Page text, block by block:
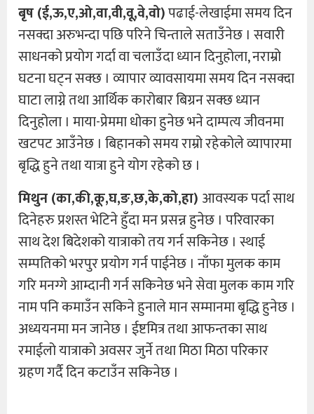
बृष (ई,ऊ,ए,ओ,वा,वी,वू,वे,वो)पढाई-लेखाईमा समय दिन
नसक्दा अरुभन्दा पछि परिने चिन्ताले सताउँनेछ । सवारी
साधनको प्रयोग गर्दा वा चलाउँदा ध्यान दिनुहोला, नराम्रो
घटना घट्न सक्छ । व्यापार व्यावसायमा समय दिन नसक्दा
घाटा लाग्ने तथा आर्थिक कारोबार बिग्रन सक्छ ध्यान
दिनुहोला । माया-प्रेममा धोका हुनेछ भने दाम्पत्य जीवनमा
खटपट आउँनेछ । बिहानको समय राम्रो रहेकोले व्यापारमा
बृद्धि हुने तथा यात्रा हुने योग रहेको छ ।
मिथुन (का,की,कू,घ,ङ,छ,के,को,हा) आवस्यक पर्दा साथ
दिनेहरु प्रशस्त भेटिने हुँदा मन प्रसन्न हुनेछ । परिवारका
साथ देश बिदेशको यात्राको तय गर्न सकिनेछ । स्थाई
सम्पतिको भरपुर प्रयोग गर्न पाईनेछ । नाँफा मुलक काम
गरि मनग्गे आम्दानी गर्न सकिनेछ भने सेवा मुलक काम गरि
नाम पनि कमाउँन सकिने हुनाले मान सम्मानमा बृद्धि हुनेछ ।
अध्ययनमा मन जानेछ । ईष्टमित्र तथा आफन्तका साथ
रमाईलो यात्राको अवसर जुर्ने तथा मिठा मिठा परिकार
ग्रहण गर्दै दिन कटाउँन सकिनेछ ।